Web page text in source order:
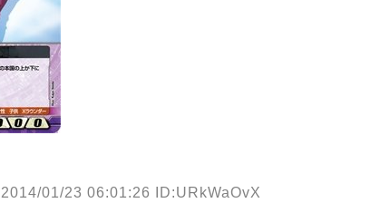
2014/01/23 06:01:26 ID:URkWaOvX